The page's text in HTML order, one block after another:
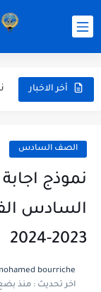
أخر الاخبار
الصف السادس
نموذج
السادس
2023-2024
bourriche
اخر تحديث :منذ